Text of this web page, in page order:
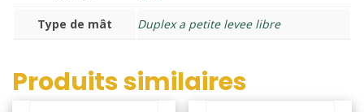
Type de mât Duplex a petite levee libre
Produits similaires